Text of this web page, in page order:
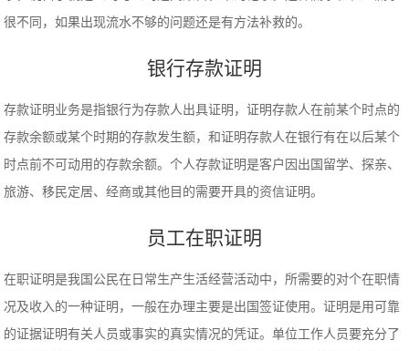
很不同，如果出现流水不够的问题还是有方法补救的。
银行存款证明
存款证明业务是指银行为存款人出具证明，证明存款人在前某个时点的
存款余额或某个时期的存款发生额，和证明存款人在银行有在以后某个
时点前不可动用的存款余额。个人存款证明是客户因出国留学、探亲、
旅游、移民定居、经商或其他目的需要开具的资信证明。
员工在职证明
在职证明是我国公民在日常生产生活经营活动中，所需要的对个在职情
况及收入的一种证明，一般在办理主要是出国签证使用。证明是用可靠
的证据证明有关人员或事实的真实情况的凭证。单位工作人员要充分了